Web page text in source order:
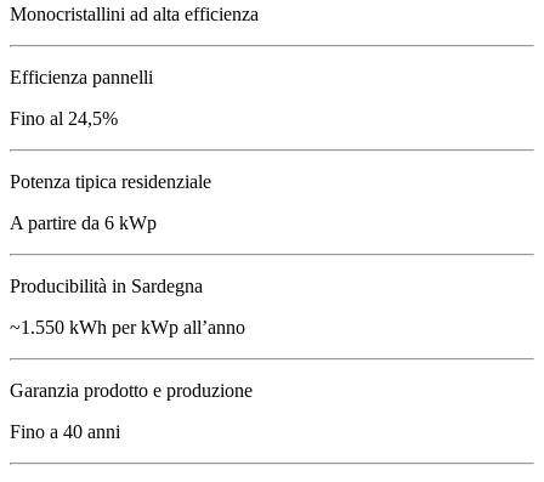
Monocristallini ad alta efficienza
Efficienza pannelli
Fino al 24,5%
Potenza tipica residenziale
A partire da 6 kWp
Producibilità in Sardegna
~1.550 kWh per kWp all’anno
Garanzia prodotto e produzione
Fino a 40 anni